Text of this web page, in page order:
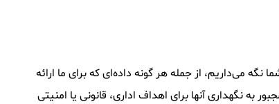
می‌داریم، از جمله هر گونه داده‌ای که برای ما ارائه
نگهداری آنها برای اهداف اداری، قانونی یا امنیتی